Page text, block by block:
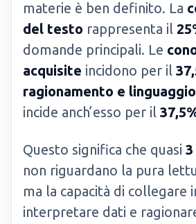
materie è ben definito. La
del testo rappresenta il
domande principali. Le
acquisite incidono per il
ragionamento e
incide anch’esso per il
Questo significa che quasi
non riguardano la pura
ma la capacità di collegare
interpretare dati e